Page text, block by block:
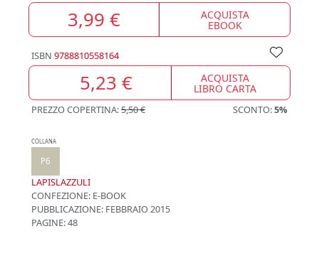
3,99 € ACQUISTA
EBOOK
ISBN 9788810558164
5,23 € ACQUISTA
LIBRO CARTA
PREZZO COPERTINA:5,50 € SCONTO:5%
COLLANA
P6
LAPISLAZZULI
CONFEZIONE: E-BOOK
PUBBLICAZIONE: FEBBRAIO 2015
PAGINE: 48